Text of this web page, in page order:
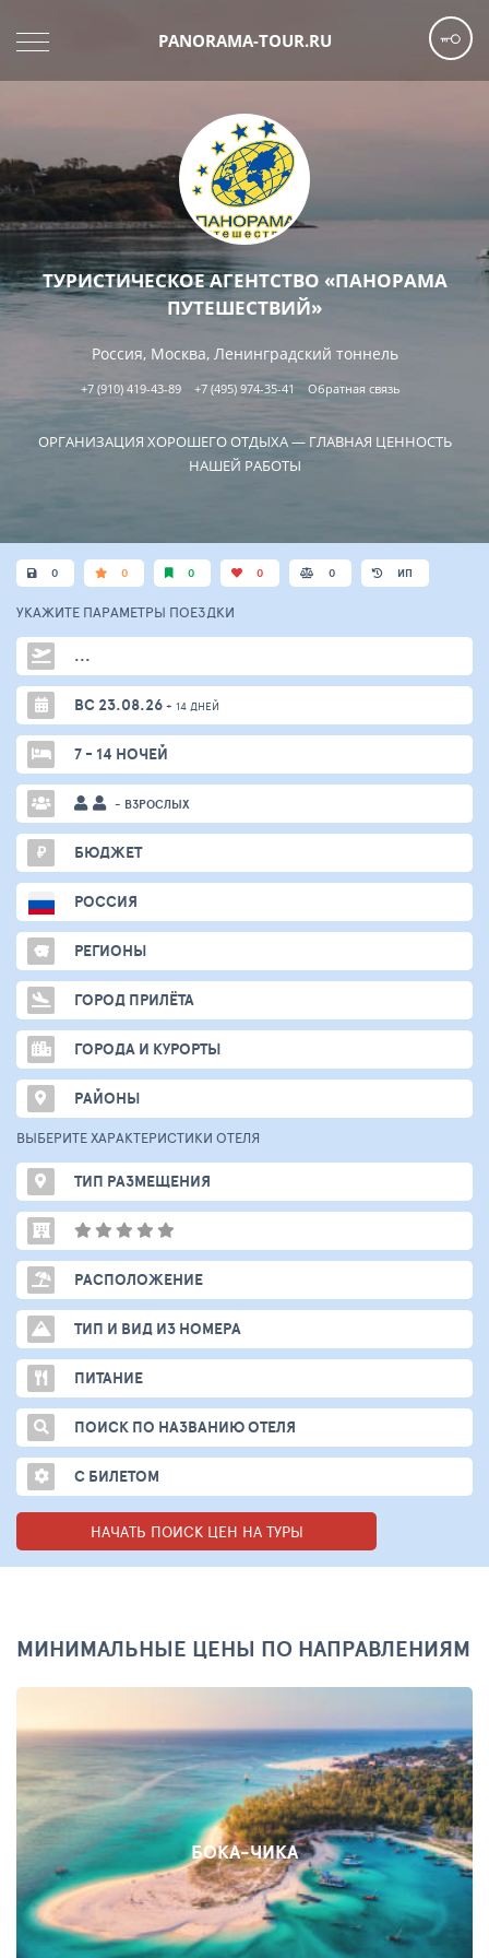
PANORAMA-TOUR.RU
ТУРИСТИЧЕСКОЕ АГЕНТСТВО «ПАНОРАМА
ПУТЕШЕСТВИЙ»
Россия, Москва, Ленинградский тоннель
+7 (910) 419-43-89 +7 (495) 974-35-41 Обратная связь
ОРГАНИЗАЦИЯ ХОРОШЕГО ОТДЫХА — ГЛАВНАЯ ЦЕННОСТЬ
НАШЕЙ РАБОТЫ
0 0 0 0 0 ИП
УКАЖИТЕ ПАРАМЕТРЫ ПОЕЗДКИ
...
ВС 23.08.26 + 14 ДНЕЙ
7 - 14 НОЧЕЙ
- ВЗРОСЛЫХ
₽ БЮДЖЕТ
РОССИЯ
РЕГИОНЫ
ГОРОД ПРИЛЁТА
ГОРОДА И КУРОРТЫ
РАЙОНЫ
ВЫБЕРИТЕ ХАРАКТЕРИСТИКИ ОТЕЛЯ
ТИП РАЗМЕЩЕНИЯ
РАСПОЛОЖЕНИЕ
ТИП И ВИД ИЗ НОМЕРА
ПИТАНИЕ
ПОИСК ПО НАЗВАНИЮ ОТЕЛЯ
С БИЛЕТОМ
НАЧАТЬ ПОИСК ЦЕН НА ТУРЫ
МИНИМАЛЬНЫЕ ЦЕНЫ ПО НАПРАВЛЕНИЯМ
БОКА-ЧИКА